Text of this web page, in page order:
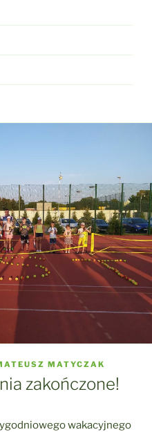
MATYCZAK
zakończone!
wakacyjnego